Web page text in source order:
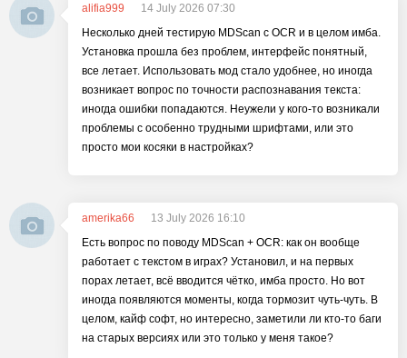
alifia999
14 July 2026 07:30
Несколько дней тестирую MDScan с OCR и в целом имба.
Установка прошла без проблем, интерфейс понятный,
все летает. Использовать мод стало удобнее, но иногда
возникает вопрос по точности распознавания текста:
иногда ошибки попадаются. Неужели у кого-то возникали
проблемы с особенно трудными шрифтами, или это
просто мои косяки в настройках?
amerika66
13 July 2026 16:10
Есть вопрос по поводу MDScan + OCR: как он вообще
работает с текстом в играх? Установил, и на первых
порах летает, всё вводится чётко, имба просто. Но вот
иногда появляются моменты, когда тормозит чуть-чуть. В
целом, кайф софт, но интересно, заметили ли кто-то баги
на старых версиях или это только у меня такое?